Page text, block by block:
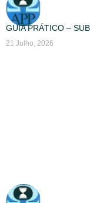
GUIA PRÁTICO –
21 Julho, 2026